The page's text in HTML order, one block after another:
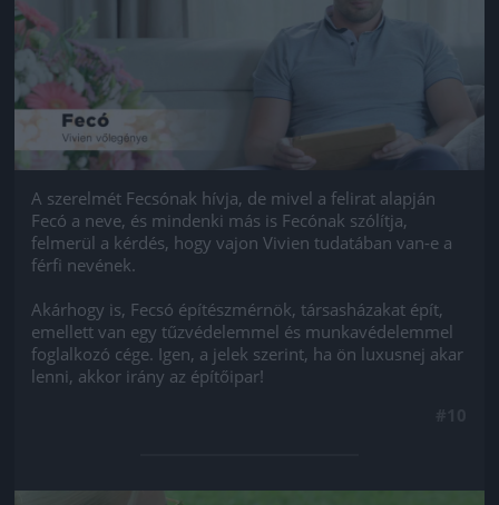
A szerelmét Fecsónak hívja, de mivel a felirat alapján
Fecó a neve, és mindenki más is Fecónak szólítja,
felmerül a kérdés, hogy vajon Vivien tudatában van-e a
férfi nevének.
Akárhogy is, Fecsó építészmérnök, társasházakat épít,
emellett van egy tűzvédelemmel és munkavédelemmel
foglalkozó cége. Igen, a jelek szerint, ha ön luxusnej akar
lenni, akkor irány az építőipar!